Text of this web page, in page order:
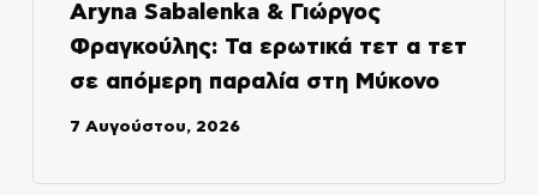
Aryna Sabalenka & Γιώργος
Φραγκούλης: Τα ερωτικά τετ α τετ
σε απόμερη παραλία στη Μύκονο
7 Αυγούστου, 2026